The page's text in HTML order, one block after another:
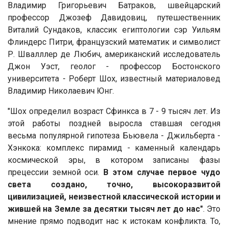
Владимир Григорьевич Батраков, швейцарский
профессор Джозеф Давидовиц, путешественник
Виталий Сундаков, классик египтологии сэр Уильям
Флиндерс Питри, французский математик и символист
Р. Швалллер де Любич, американский исследователь
Джон Уэст, геолог - профессор Бостонского
университета - Роберт Шох, известный материаловед
Владимир Николаевич Юнг.
"Шох определил возраст Сфинкса в 7 - 9 тысяч лет. Из
этой работы поздней выросла ставшая сегодня
весьма популярной гипотеза Бьювела - Джильберта -
Хэнкока: комплекс пирамид - каменный календарь
космической эры, в котором записаны фазы
прецессии земной оси. В этом случае первое чудо
света создано, точно, высокоразвитой
цивилизацией, неизвестной классической истории и
жившей на Земле за десятки тысяч лет до нас". Это
мнение прямо подводит нас к истокам конфликта. То,